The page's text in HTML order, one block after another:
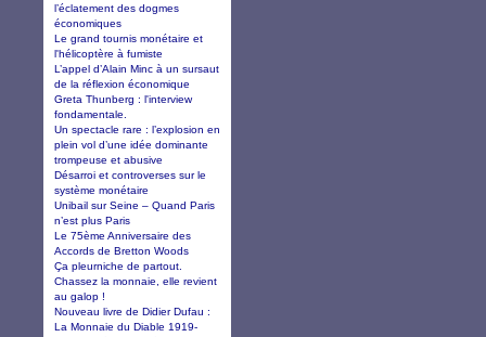
l’éclatement des dogmes
économiques
Le grand tournis monétaire et
l'hélicoptère à fumiste
L’appel d’Alain Minc à un sursaut
de la réflexion économique
Greta Thunberg : l'interview
fondamentale.
Un spectacle rare : l’explosion en
plein vol d’une idée dominante
trompeuse et abusive
Désarroi et controverses sur le
système monétaire
Unibail sur Seine – Quand Paris
n’est plus Paris
Le 75ème Anniversaire des
Accords de Bretton Woods
Ça pleurniche de partout.
Chassez la monnaie, elle revient
au galop !
Nouveau livre de Didier Dufau :
La Monnaie du Diable 1919-